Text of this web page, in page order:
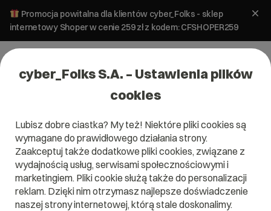
Promocja powitalna dla klientów cyber_Folks - sklep
internetowy Shoper w cenie 259 zł z kodem: CFSHOPER259
Domena .build
W prosty sposób zbuduj swoją pozycję w sieci.
cyber_Folks S.A. – Ustawienia plików
cookies
Lubisz dobre ciastka? My też! Niektóre pliki cookies są
wymagane do prawidłowego działania strony.
Zaakceptuj także dodatkowe pliki cookies, związane z
wydajnością usług, serwisami społecznościowymi i
marketingiem. Pliki cookie służą także do personalizacji
reklam. Dzięki nim otrzymasz najlepsze doświadczenie
naszej strony internetowej, którą stale doskonalimy.